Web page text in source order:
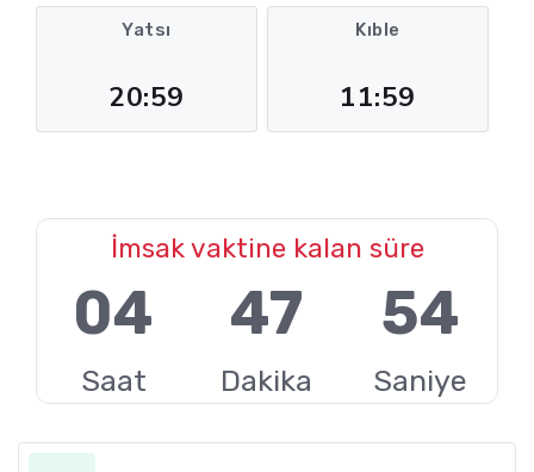
Yatsı
20:59
Kıble
11:59
İmsak vaktine kalan süre
04
Saat
47
Dakika
53
Saniye